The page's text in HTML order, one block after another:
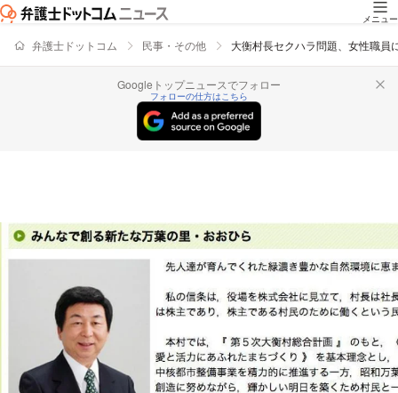
メニュー
弁護士ドットコム 民事・その他 大衡村長セクハラ問題、女性職員
Googleトップニュースでフォロー
フォローの仕方はこちら